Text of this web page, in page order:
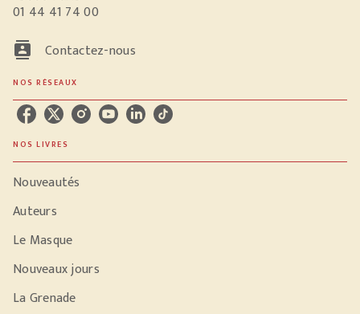
01 44 41 74 00
contacts Contactez-nous
NOS RÉSEAUX
NOS LIVRES
Nouveautés
Auteurs
Le Masque
Nouveaux jours
La Grenade